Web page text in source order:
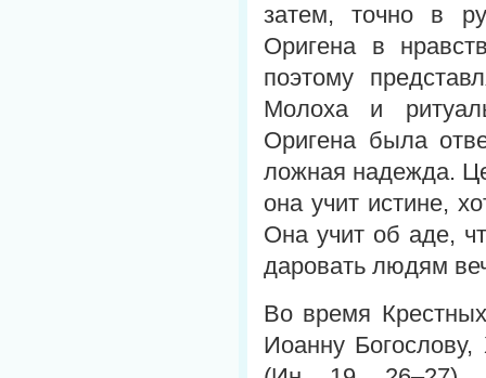
затем, точно в
Оригена в
поэтому
Молоха и
Оригена была
ложная надежда.
она учит истине,
Она учит об аде,
даровать людям
Во время
Иоанну